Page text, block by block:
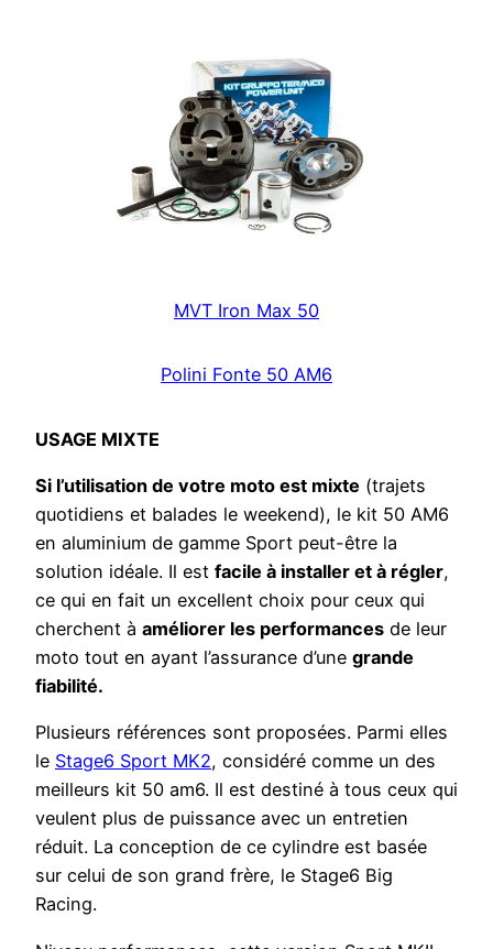
MVT Iron Max 50
Polini Fonte 50 AM6
USAGE MIXTE
Si l’utilisation de votre moto est mixte (trajets
quotidiens et balades le weekend), le kit 50 AM6
en aluminium de gamme Sport peut-être la
solution idéale. Il est facile à installer et à régler,
ce qui en fait un excellent choix pour ceux qui
cherchent à améliorer les performances de leur
moto tout en ayant l’assurance d’une grande
fiabilité.
Plusieurs références sont proposées. Parmi elles
le Stage6 Sport MK2, considéré comme un des
meilleurs kit 50 am6. Il est destiné à tous ceux qui
veulent plus de puissance avec un entretien
réduit. La conception de ce cylindre est basée
sur celui de son grand frère, le Stage6 Big
Racing.